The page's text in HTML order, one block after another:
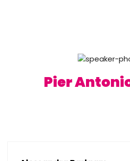
Pier